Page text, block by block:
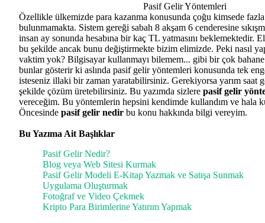
Pasif Gelir Yöntemleri
Özellikle ülkemizde para kazanma konusunda çoğu kimsede fazla
bulunmamakta. Sistem gereği sabah 8 akşam 6 cenderesine
insan ay sonunda hesabına bir kaç TL yatmasını beklemektedir.
bu şekilde ancak bunu değiştirmekte bizim elimizde. Peki nasıl
vaktim yok? Bilgisayar kullanmayı bilemem... gibi bir çok
bunlar gösterir ki aslında pasif gelir yöntemleri konusunda tek
isteseniz illaki bir zaman yaratabilirsiniz. Gerekiyorsa yarım saat
şekilde çözüm üretebilirsiniz. Bu yazımda sizlere pasif gelir
vereceğim. Bu yöntemlerin hepsini kendimde kullandım ve hala
Öncesinde pasif gelir nedir bu konu hakkında bilgi vereyim.
Bu Yazıma Ait Başlıklar
Pasif Gelir Nedir?
Blog veya Web Sitesi Kurmak
Pasif Gelir Modeli E-Kitap Yazmak ve Satışa Sunmak
Uygulama Oluşturmak
Fotoğraf ve Video Çekmek
Kripto Para Birimlerine Yatırım Yapmak